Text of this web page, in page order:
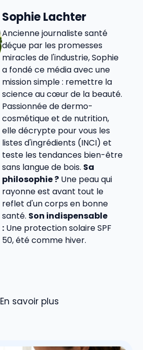
Sophie Lachter
Ancienne journaliste santé
déçue par les promesses
miracles de l'industrie, Sophie
a fondé ce média avec une
mission simple : remettre la
science au cœur de la beauté.
Passionnée de dermo-
cosmétique et de nutrition,
elle décrypte pour vous les
listes d'ingrédients (INCI) et
teste les tendances bien-être
sans langue de bois. Sa
philosophie ? Une peau qui
rayonne est avant tout le
reflet d'un corps en bonne
santé. Son indispensable
: Une protection solaire SPF
50, été comme hiver.
En savoir plus